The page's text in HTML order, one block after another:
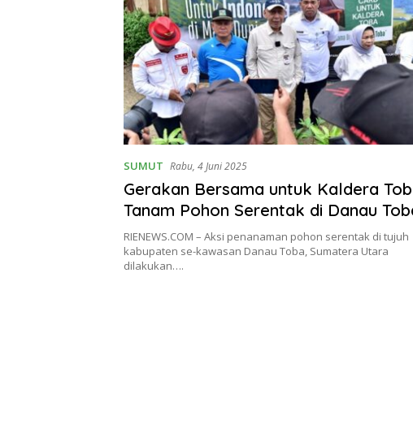
SUMUT Rabu, 4 Juni 2025
Gerakan Bersama untuk Kaldera
Tanam Pohon Serentak di Danau
RIENEWS.COM – Aksi penanaman pohon serentak di tujuh
kabupaten se-kawasan Danau Toba, Sumatera Utara
dilakukan….